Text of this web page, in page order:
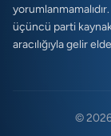
üçüncü parti
aracılığıyla gelir
© 2026